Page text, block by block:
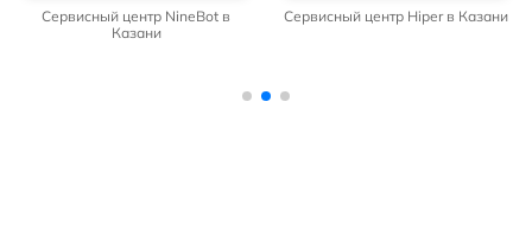
Сервисный центр NineBot в
Казани
Сервисный центр Hiper в Казани